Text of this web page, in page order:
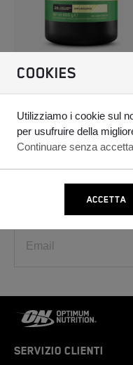
€29,90
Iscriviti alla
Servizio clienti
COOKIES
Utilizziamo i cookie sul
per usufruire della
Continuare senza
ACCETTA